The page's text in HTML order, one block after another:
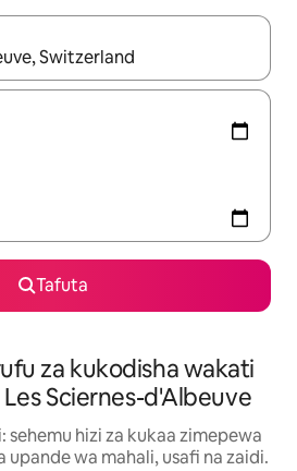
vinjari kwa kutumia vitufe vya
Tafuta
za kukodisha wakati
Sciernes-d'Albeuve
sehemu hizi za kukaa zimepewa
upande wa mahali, usafi na zaidi.